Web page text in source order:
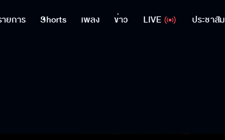
ยการ Shorts เพลง ข่าว LIVE ประชา